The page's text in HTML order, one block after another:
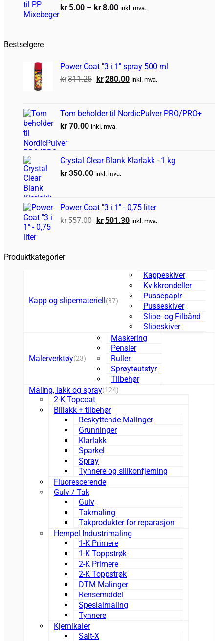
kr5.00 – kr8.00Prisområde:
inkl. mva.
Bestselgere
Power Coat "3 i 1" spray 500 ml
kr311.25 Opprinnelig
kr311.25.
kr280.00Nåværende
kr280.00.
inkl. mva.
Tom beholder til NordicPulver PRO/PRO+
kr70.00 inkl. mva.
Crystal Clear Blank Klarlakk - 1 kg
kr350.00 inkl. mva.
Power Coat "3 i 1" - 0,75 liter
kr557.00 Opprinnelig
kr501.30Nåværende
inkl. mva.
Produktkategorier
Kapp og slipemateriell(37)
Kappeskiver
Kvikkrondeller
Pussepapir
Pusseskiver
Slipe- og Filbånd
Slipeskiver
Malerverktøy(23)
Maskering
Pensler
Ruller
Sprøyteutstyr
Tilbehør
Maling, lakk og spray(124)
2-K Topcoat
Billakk + tilbehør
Beskyttende Malinger
Grunninger
Klarlakk
Sparkel
Spray
Tynnere og silikonfjerning
Fluorescerende
Gulv / Tak
Gulv
Takmaling
Takprodukter for reparasjon
Hempel Industrimaling
1-K Primere
1-K Toppstrøk
2-K Primere
2-K Toppstrøk
DTM Malinger
Rensemiddel
Spesialmaling
Tynnere
Kjemikaler
Salt-X